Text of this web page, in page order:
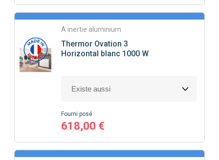
A inertie aluminium
Thermor Ovation 3
Horizontal blanc 1000 W
Fourni posé
618,00 €